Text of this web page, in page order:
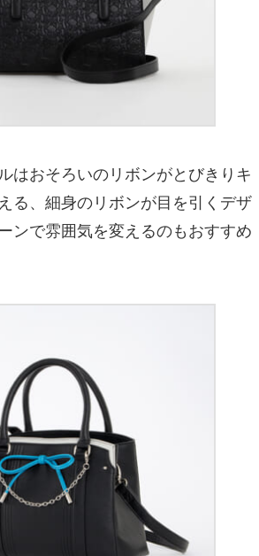
はおそろいのリボンがとびきりキ
る、細身のリボンが目を引くデザ
ンで雰囲気を変えるのもおすすめ